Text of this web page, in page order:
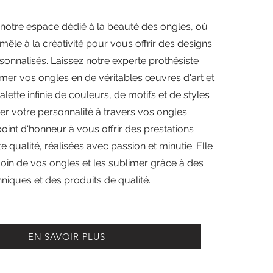
espace dédié à la beauté des ongles, où
à la créativité pour vous offrir des designs
Laissez notre experte prothésiste
vos ongles en de véritables œuvres d'art et
infinie de couleurs, de motifs et de styles
votre personnalité à travers vos ongles.
d'honneur à vous offrir des prestations
qualité, réalisées avec passion et minutie. Elle
de vos ongles et les sublimer grâce à des
et des produits de qualité.
EN SAVOIR PLUS